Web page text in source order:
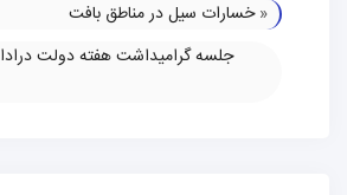
«خسارات سیل در مناطق بافت
جلسه گرامیداشت هفته دولت